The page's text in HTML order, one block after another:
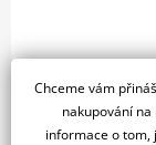
Chceme vám
nakupování
informace o tom,